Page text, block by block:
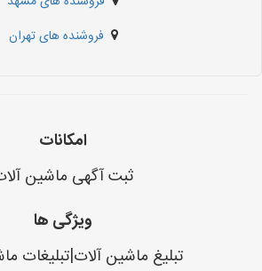
فروشنده های تهران
امکانات
ثبت آگهی ماشین
ویژگی ها
تبلیغ ماشین آلات|تبلیغات